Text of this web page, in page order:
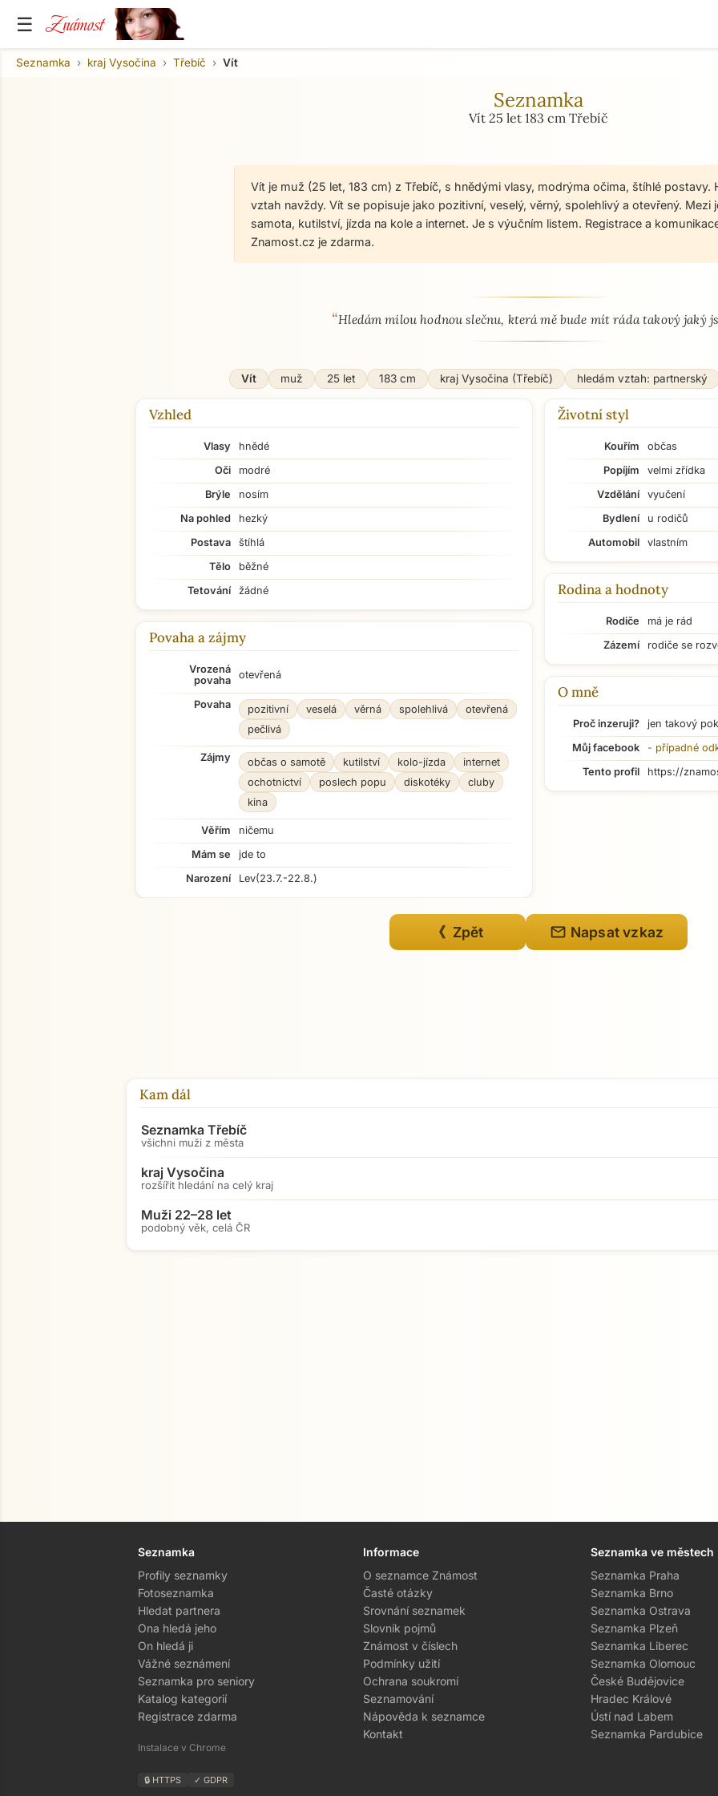
☰ Známost
Seznamka kraj Vysočina Třebíč Vít
Seznamka
Vít 25 let 183 cm Třebíč
Vít je muž (25 let, 183 cm) z Třebíč, s hnědými vlasy, modrýma očima, štíhlé postavy.
vztah navždy. Vít se popisuje jako pozitivní, veselý, věrný, spolehlivý a otevřený. Mezi
samota, kutilství, jízda na kole a internet. Je s výučním listem. Registrace a
Znamost.cz je zdarma.
O mně - seznamka profil
“Hledám milou hodnou slečnu, která mě bude mít ráda takový jaký
Vít muž 25 let 183 cm kraj Vysočina (Třebíč) hledám vztah: partnerský
Vzhled
Vlasy
hnědé
Oči
modré
Brýle
nosím
Na pohled
hezký
Postava
štíhlá
Tělo
běžné
Tetování
žádné
Povaha a zájmy
Vrozená
povaha
otevřená
Povaha pozitivní veselá věrná spolehlivá
otevřená
pečlivá
Zájmy občas o samotě kutilství kolo-jízda
internet
ochotnictví
poslech popu diskotéky
cluby
kina
Věřím
ničemu
Mám se
jde to
Narození
Lev(23.7.-22.8.)
Životní styl
Kouřím
občas
Popíjím
velmi zřídka
Vzdělání
vyučení
Bydlení
u rodičů
Automobil
vlastním
Rodina a hodnoty
Rodiče
má je rád
Zázemí
rodiče se
O mně
Proč inzeruji?
jen takový
Můj facebook
- případné
Tento profil
https://
《 Zpět mail Napsat vzkaz
Kam dál
Seznamka Třebíč
všichni muži z města
kraj Vysočina
rozšířit hledání na celý kraj
Muži 22–28 let
podobný věk, celá ČR
Seznamka
Profily seznamky
Fotoseznamka
Hledat partnera
Ona hledá jeho
On hledá ji
Vážné seznámení
Seznamka pro seniory
Katalog kategorií
Registrace zdarma
Instalace v Chrome
🔒 HTTPS ✓ GDPR
Informace
O seznamce Známost
Časté otázky
Srovnání seznamek
Slovník pojmů
Známost v číslech
Podmínky užití
Ochrana soukromí
Seznamování
Nápověda k seznamce
Kontakt
Seznamka ve městech
Seznamka Praha
Seznamka Brno
Seznamka Ostrava
Seznamka Plzeň
Seznamka Liberec
Seznamka Olomouc
České Budějovice
Hradec Králové
Ústí nad Labem
Seznamka Pardubice